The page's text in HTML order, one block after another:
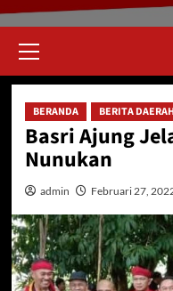
Menu
BERANDA BERITA
Basri Ajung
Nunukan
admin Februari 27,